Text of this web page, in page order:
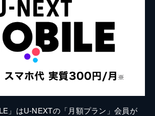
」はU-NEXTの「月額プラン」会員が